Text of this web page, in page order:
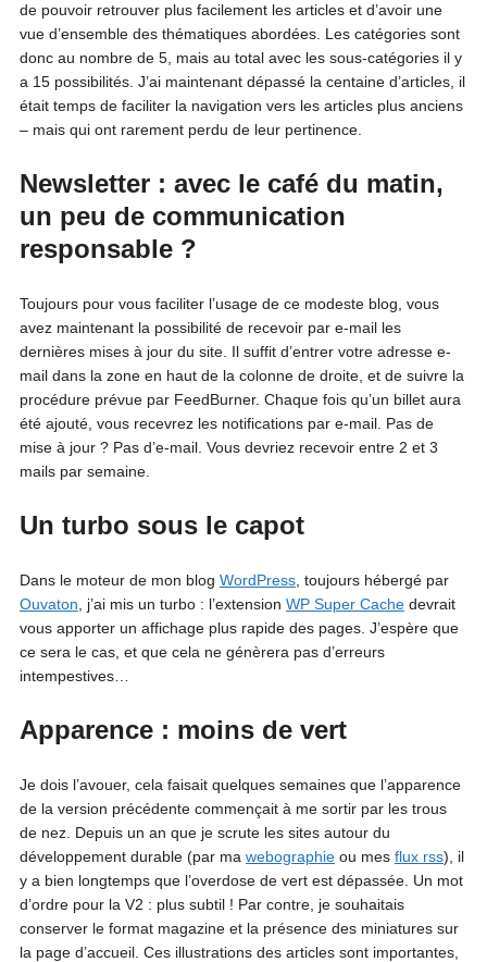
de pouvoir retrouver plus facilement les articles et d’avoir une
vue d’ensemble des thématiques abordées. Les catégories sont
donc au nombre de 5, mais au total avec les sous-catégories il y
a 15 possibilités. J’ai maintenant dépassé la centaine d’articles, il
était temps de faciliter la navigation vers les articles plus anciens
– mais qui ont rarement perdu de leur pertinence.
Newsletter : avec le café du matin,
un peu de communication
responsable ?
Toujours pour vous faciliter l’usage de ce modeste blog, vous
avez maintenant la possibilité de recevoir par e-mail les
dernières mises à jour du site. Il suffit d’entrer votre adresse e-
mail dans la zone en haut de la colonne de droite, et de suivre la
procédure prévue par FeedBurner. Chaque fois qu’un billet aura
été ajouté, vous recevrez les notifications par e-mail. Pas de
mise à jour ? Pas d’e-mail. Vous devriez recevoir entre 2 et 3
mails par semaine.
Un turbo sous le capot
Dans le moteur de mon blog WordPress, toujours hébergé par
Ouvaton , j’ai mis un turbo : l’extension WP Super Cachedevrait
vous apporter un affichage plus rapide des pages. J’espère que
ce sera le cas, et que cela ne génèrera pas d’erreurs
intempestives…
Apparence : moins de vert
Je dois l’avouer, cela faisait quelques semaines que l’apparence
de la version précédente commençait à me sortir par les trous
de nez. Depuis un an que je scrute les sites autour du
développement durable (par ma webographieou mes flux rss), il
y a bien longtemps que l’overdose de vert est dépassée. Un mot
d’ordre pour la V2 : plus subtil ! Par contre, je souhaitais
conserver le format magazine et la présence des miniatures sur
la page d’accueil. Ces illustrations des articles sont importantes,